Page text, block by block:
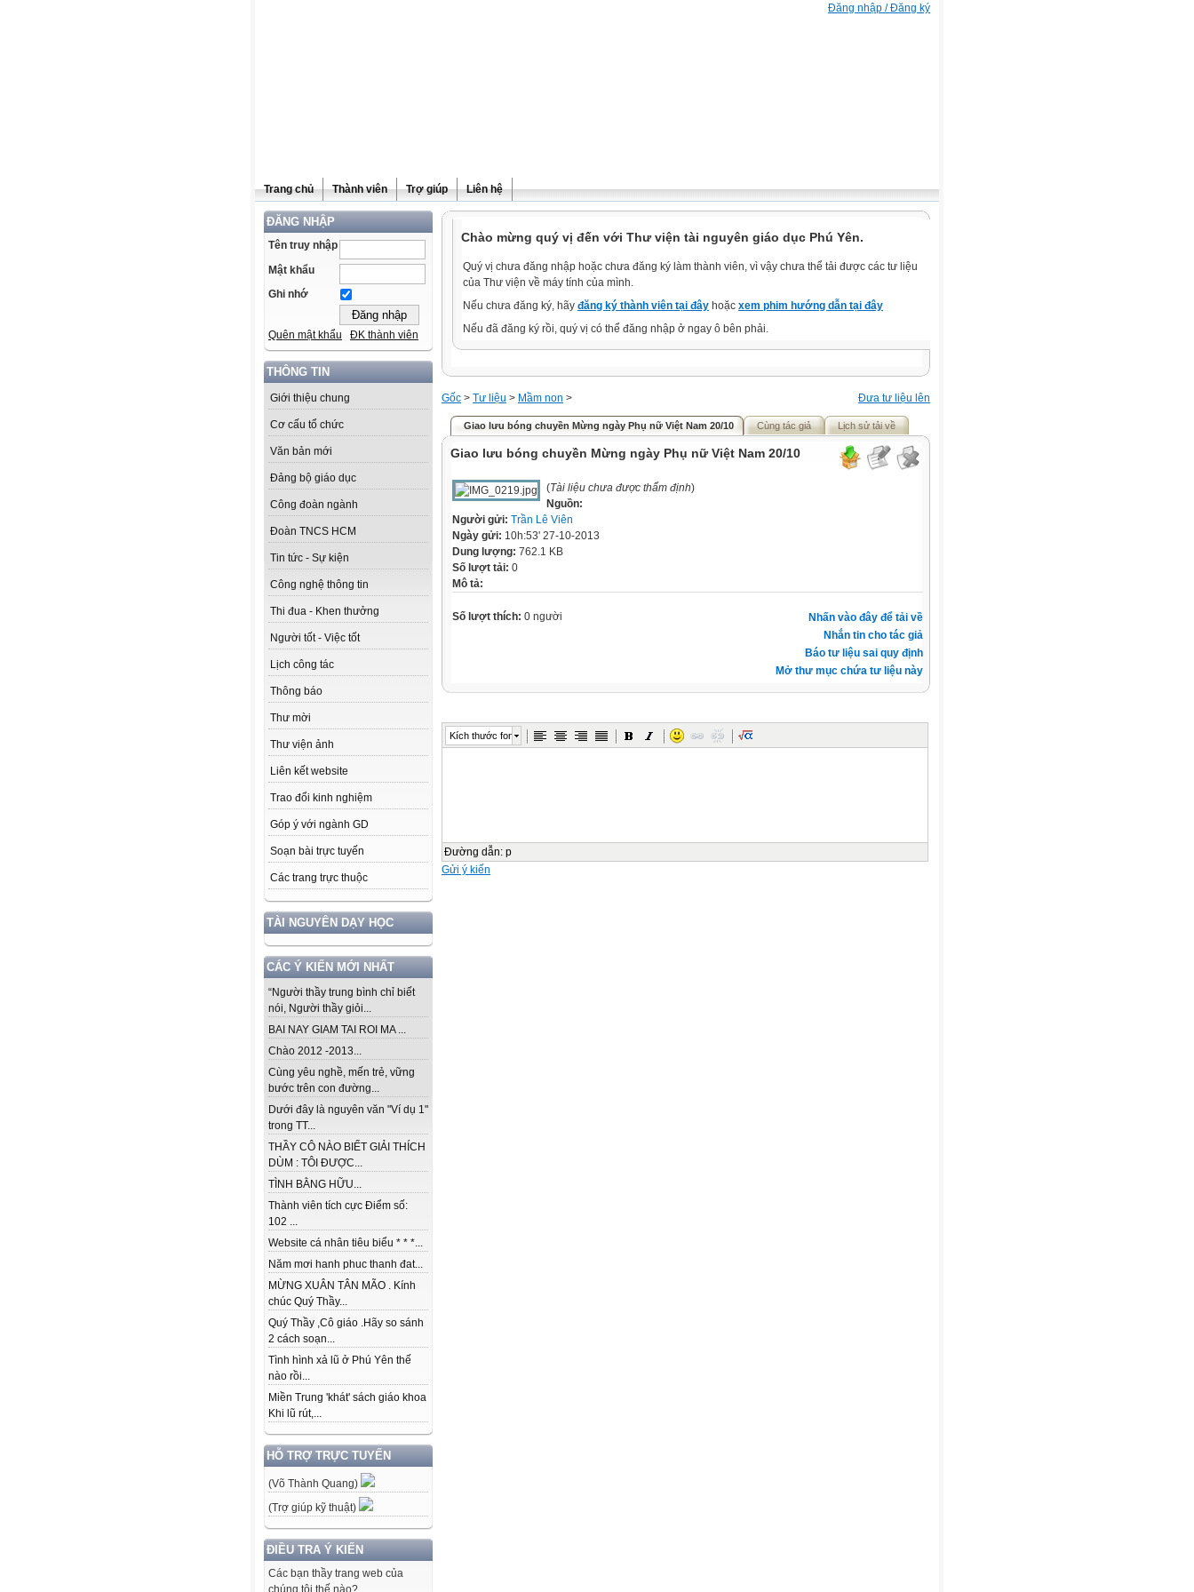
Đăng nhập / Đăng ký
Trang chủ Thành viên Trợ giúp Liên hệ
ĐĂNG NHẬP
Tên truy nhập
Mật khẩu
Ghi nhớ
Quên mật khẩu ĐK thành viên
THÔNG TIN
Giới thiệu chung
Cơ cấu tổ chức
Văn bản mới
Đảng bộ giáo dục
Công đoàn ngành
Đoàn TNCS HCM
Tin tức - Sự kiện
Công nghệ thông tin
Thi đua - Khen thưởng
Người tốt - Việc tốt
Lịch công tác
Thông báo
Thư mời
Thư viện ảnh
Liên kết website
Trao đổi kinh nghiệm
Góp ý với ngành GD
Soạn bài trực tuyến
Các trang trực thuộc
TÀI NGUYÊN DẠY HỌC
CÁC Ý KIẾN MỚI NHẤT
“Người thầy trung bình chỉ biết
nói, Người thầy giỏi...
BAI NAY GIAM TAI ROI MA ...
Chào 2012 -2013...
Cùng yêu nghề, mến trẻ, vững
bước trên con đường...
Dưới đây là nguyên văn "Ví dụ 1"
trong TT...
THẦY CÔ NÀO BIẾT GIẢI THÍCH
DÙM : TÔI ĐƯỢC...
TÌNH BẰNG HỮU...
Thành viên tích cực Điểm số:
102 ...
Website cá nhân tiêu biểu * * *...
Năm mơi hanh phuc thanh đat...
MỪNG XUÂN TÂN MÃO . Kính
chúc Quý Thầy...
Quý Thầy ,Cô giáo .Hãy so sánh
2 cách soạn...
Tình hình xả lũ ở Phú Yên thế
nào rồi...
Miền Trung 'khát' sách giáo khoa
Khi lũ rút,...
HỖ TRỢ TRỰC TUYẾN
(Võ Thành Quang)
(Trợ giúp kỹ thuật)
ĐIỀU TRA Ý KIẾN
Các bạn thầy trang web của
chúng tôi thế nào?
Chào mừng quý vị đến với Thư viện tài nguyên giáo dục Phú Yên.
Quý vị chưa đăng nhập hoặc chưa đăng ký làm thành viên, vì vậy chưa thể tải được các tư liệu
của Thư viện về máy tính của mình.
Nếu chưa đăng ký, hãy đăng ký thành viên tại đây hoặc xem phim hướng dẫn tại đây
Nếu đã đăng ký rồi, quý vị có thể đăng nhập ở ngay ô bên phải.
Đưa tư liệu lên
Gốc > Tư liệu > Mầm non >
Giao lưu bóng chuyền Mừng ngày Phụ nữ Việt Nam 20/10 Cùng tác giả Lịch sử tải về
Giao lưu bóng chuyền Mừng ngày Phụ nữ Việt Nam 20/10
(Tài liệu chưa được thẩm định)
Nguồn:
Người gửi: Trần Lê Viên
Ngày gửi: 10h:53' 27-10-2013
Dung lượng: 762.1 KB
Số lượt tải: 0
Mô tả:
Nhấn vào đây để tải về
Nhắn tin cho tác giả
Báo tư liệu sai quy định
Mở thư mục chứa tư liệu này
Số lượt thích: 0 người
Kích thước font
Đường dẫn: p
Gửi ý kiến